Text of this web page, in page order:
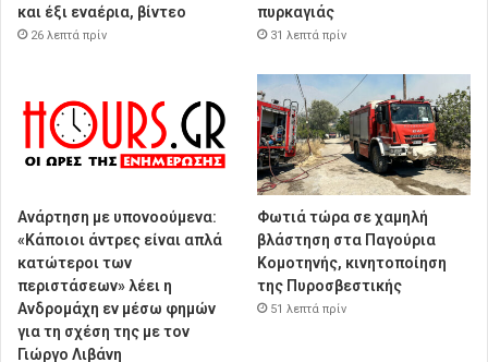
και έξι εναέρια, βίντεο
26 λεπτά πρίν
πυρκαγιάς
31 λεπτά πρίν
Ανάρτηση με υπονοούμενα:
«Κάποιοι άντρες είναι απλά
κατώτεροι των
περιστάσεων» λέει η
Ανδρομάχη εν μέσω φημών
για τη σχέση της με τον
Γιώργο Λιβάνη
Φωτιά τώρα σε χαμηλή
βλάστηση στα Παγούρια
Κομοτηνής, κινητοποίηση
της Πυροσβεστικής
51 λεπτά πρίν